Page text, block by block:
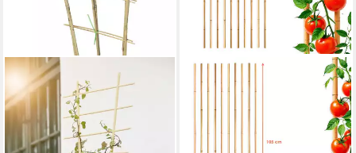
WINDHAGER
Rankhilfe Rankgitter 70 x 30
cm
10,14 €
lieferbar - in 3-4 Werktagen bei dir